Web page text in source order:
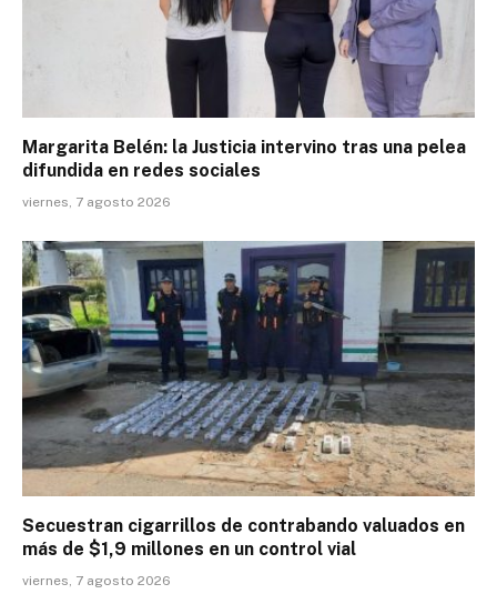
Margarita Belén: la Justicia intervino tras una pelea
difundida en redes sociales
viernes, 7 agosto 2026
Secuestran cigarrillos de contrabando valuados en
más de $1,9 millones en un control vial
viernes, 7 agosto 2026